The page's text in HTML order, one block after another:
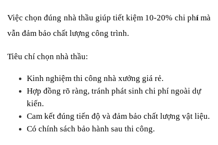
Việc chọn đúng nhà thầu giúp tiết kiệm 10-20% chi phí mà
vẫn đảm bảo chất lượng công trình.
Tiêu chí chọn nhà thầu:
Kinh nghiệm thi công nhà xưởng giá rẻ.
Hợp đồng rõ ràng, tránh phát sinh chi phí ngoài dự
kiến.
Cam kết đúng tiến độ và đảm bảo chất lượng vật liệu.
Có chính sách bảo hành sau thi công.